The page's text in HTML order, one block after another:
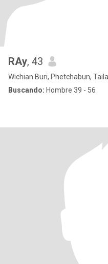
RAy, 43
Wichian Buri, Phetchabun,
Buscando: Hombre 39 - 56